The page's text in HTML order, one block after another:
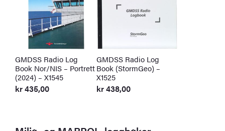
GMDSS Radio Log
Book Nor/NIS – Portrett
(2024) – X1545
kr435,00
GMDSS Radio Log
Book (StormGeo) –
X1525
kr438,00